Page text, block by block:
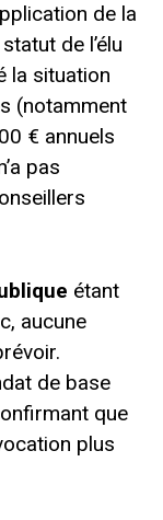
de la
de l’élu
la situation
(notamment
€ annuels
pas
étant
aucune
de base
que
plus